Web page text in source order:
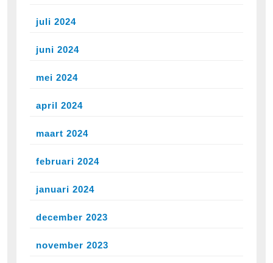
juli 2024
juni 2024
mei 2024
april 2024
maart 2024
februari 2024
januari 2024
december 2023
november 2023